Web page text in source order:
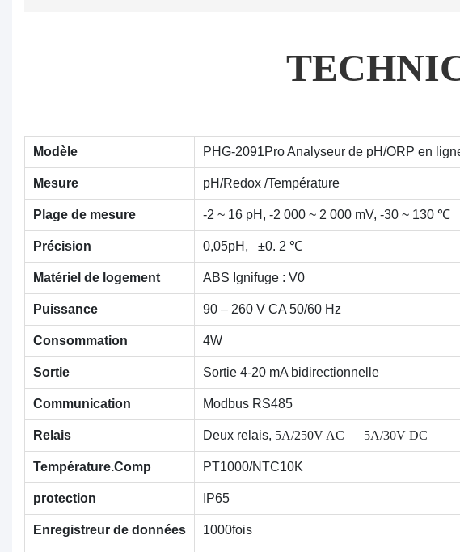
Modèle PHG-2091Pro Analyseur de pH/ORP en
Mesure pH/Redox /Température
Plage de mesure -2 ~ 16 pH, -2 000 ~ 2 000 mV, -30 ~ 130 ℃
Précision 0,05pH, ±0. 2 ℃
Matériel de logement ABS Ignifuge : V0
Puissance 90 – 260 V CA 50/60 Hz
Consommation 4W
Sortie Sortie 4-20 mA bidirectionnelle
Communication Modbus RS485
Relais Deux relais, 5A/250V AC 5A/30V DC
Température.Comp PT1000/NTC10K
protection IP65
Enregistreur de données 1000fois